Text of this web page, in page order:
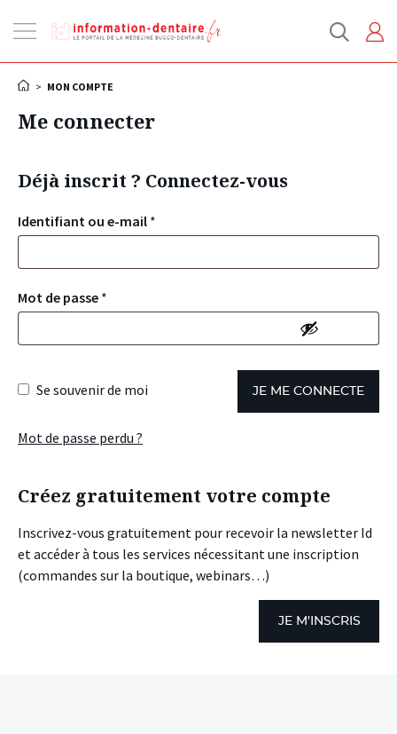
la
> MON COMPTE
Me connecter
Déjà inscrit ? Connectez-vous
Identifiant ou e-mail *
Mot de passe *
Se souvenir de moi JE ME CONNECTE
Mot de passe perdu ?
Créez gratuitement votre compte
Inscrivez-vous gratuitement pour recevoir la newsletter Id
et accéder à tous les services nécessitant une inscription
(commandes sur la boutique, webinars…)
JE M'INSCRIS